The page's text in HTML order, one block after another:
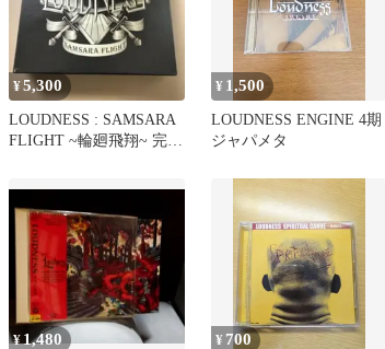
¥5,300
LOUDNESS : SAMSARA
FLIGHT ~輪廻飛翔~ 完全
¥ 1,500
LOUDNESS ENGINE 4期
ジャパメタ
¥ 1,480 ¥ 700